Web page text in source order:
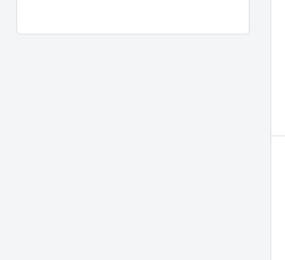
Multicolor